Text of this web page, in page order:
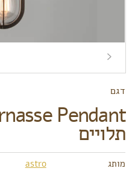
דגם
תלויים
מותג
astro